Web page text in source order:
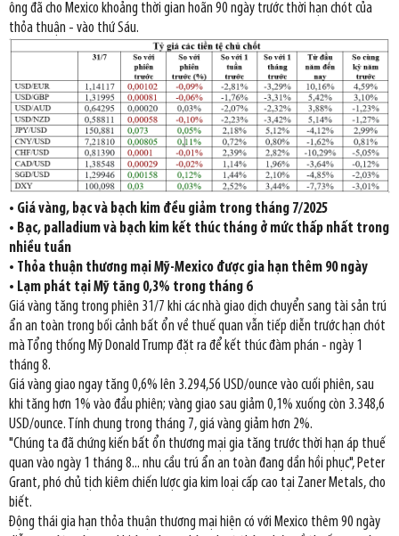
ông đã cho Mexico khoảng thời gian hoãn 90 ngày trước thời hạn chót của
thỏa thuận - vào thứ Sáu.
• Giá vàng, bạc và bạch kim đều giảm trong tháng 7/2025
• Bạc, palladium và bạch kim kết thúc tháng ở mức thấp nhất trong
nhiều tuần
• Thỏa thuận thương mại Mỹ-Mexico được gia hạn thêm 90 ngày
• Lạm phát tại Mỹ tăng 0,3% trong tháng 6
Giá vàng tăng trong phiên 31/7 khi các nhà giao dịch chuyển sang tài sản trú
ẩn an toàn trong bối cảnh bất ổn về thuế quan vẫn tiếp diễn trước hạn chót
mà Tổng thống Mỹ Donald Trump đặt ra để kết thúc đàm phán - ngày 1
tháng 8.
Giá vàng giao ngay tăng 0,6% lên 3.294,56 USD/ounce vào cuối phiên, sau
khi tăng hơn 1% vào đầu phiên; vàng giao sau giảm 0,1% xuống còn 3.348,6
USD/ounce. Tính chung trong tháng 7, giá vàng giảm hơn 2%.
"Chúng ta đã chứng kiến bất ổn thương mại gia tăng trước thời hạn áp thuế
quan vào ngày 1 tháng 8... nhu cầu trú ẩn an toàn đang dần hồi phục", Peter
Grant, phó chủ tịch kiêm chiến lược gia kim loại cấp cao tại Zaner Metals, cho
biết.
Động thái gia hạn thỏa thuận thương mại hiện có với Mexico thêm 90 ngày